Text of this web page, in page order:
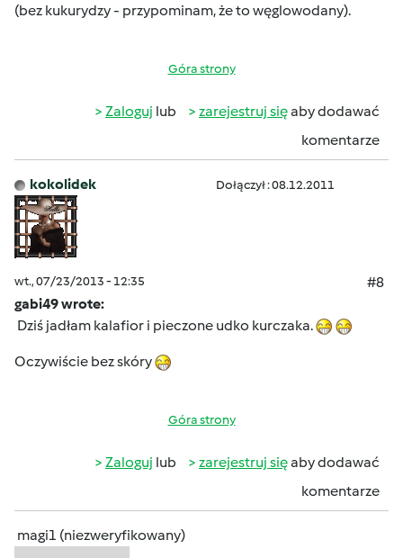
(bez kukurydzy - przypominam, że to węglowodany).
Góra strony
Zaloguj lub zarejestruj sięaby dodawać
komentarze
kokolidek Dołączył : 08.12.2011
wt., 07/23/2013 - 12:35
#8
gabi49 wrote:
Dziś jadłam kalafior i pieczone udko kurczaka.
Oczywiście bez skóry
Góra strony
Zaloguj lub zarejestruj sięaby dodawać
komentarze
magi1 (niezweryfikowany)